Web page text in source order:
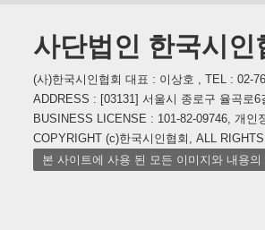
사단법인 한국시인
(사)한국시인협회 대표 : 이상호 , TEL : 02-
ADDRESS : [03131] 서울시 종로구 율곡로
BUSINESS LICENSE : 101-82-09746, 개
COPYRIGHT (c)한국시인협회, ALL
본 사이트에 사용 된 모든 이미지와 내용의